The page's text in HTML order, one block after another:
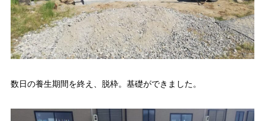
数日の養生期間を終え、脱枠。基礎ができました。